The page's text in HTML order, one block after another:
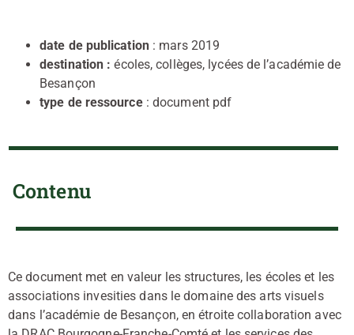
date de publication: mars 2019
destination :écoles, collèges, lycées de l’académie de
Besançon
type de ressource: document pdf
Contenu
Ce document met en valeur les structures, les écoles et les
associations invesities dans le domaine des arts visuels
dans l’académie de Besançon, en étroite collaboration avec